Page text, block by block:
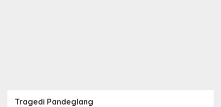
Tragedi Pandeglang